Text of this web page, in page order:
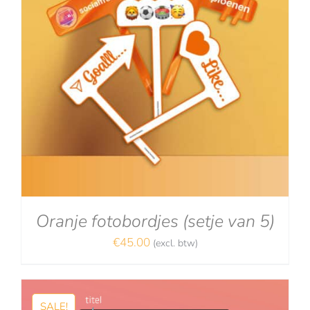
Oranje fotobordjes (setje van 5)
€45.00 (excl. btw)
SALE!